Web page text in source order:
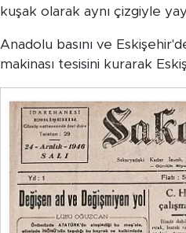
kuşak olarak aynı çizgiyle
Anadolu basını ve
makinası tesisini kurarak